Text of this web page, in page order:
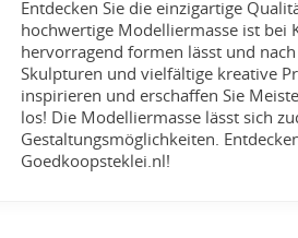
Entdecken Sie die einzigartige
hochwertige Modelliermasse ist bei
hervorragend formen lässt und
Skulpturen und vielfältige kreative
inspirieren und erschaffen Sie
los! Die Modelliermasse lässt sich
Gestaltungsmöglichkeiten.
Goedkoopsteklei.nl!